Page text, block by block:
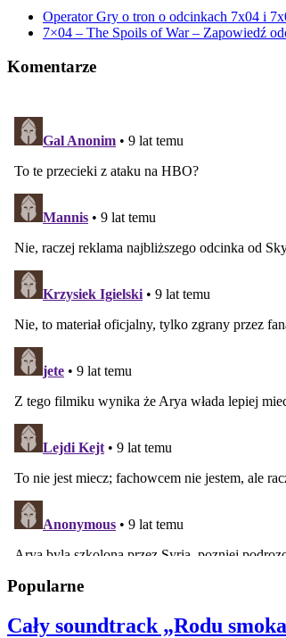
Operator Gry o tron o odcinkach 7x04 i
7×04 – The Spoils of War – Zapowiedź
Komentarze
Popularne
Cały soundtrack „Rodu